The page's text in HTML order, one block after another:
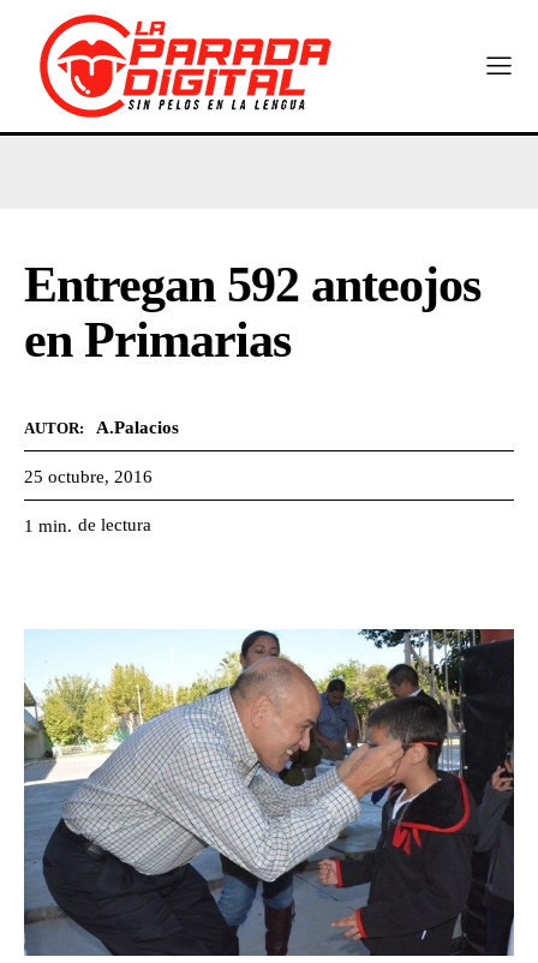
Entregan 592 anteojos
en Primarias
AUTOR: A.Palacios
25 octubre, 2016
1 min. de lectura